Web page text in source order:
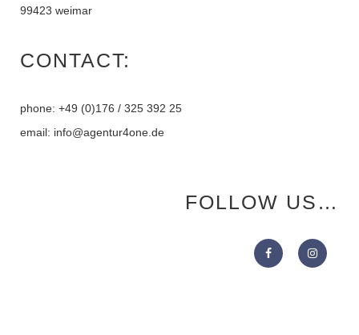
99423 weimar
CONTACT:
phone: +49 (0)176 / 325 392 25
email: info@agentur4one.de
FOLLOW US…